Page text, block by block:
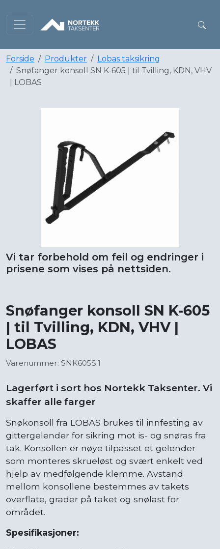
Forside Produkter
Lobas taksikring
Snøfanger konsoll SN K-605 | til Tvilling, KDN, VHV
| LOBAS
Vi tar forbehold om feil og endringer i
prisene som vises på nettsiden.
Snøfanger konsoll SN K-605
| til Tvilling, KDN, VHV |
LOBAS
Varenummer: SNK605S.1
Lagerført i sort hos Nortekk Taksenter. Vi
skaffer alle farger
Snøkonsoll fra LOBAS brukes til innfesting av
gittergelender for sikring mot is- og snøras fra
tak. Konsollen er nøye tilpasset et gelender
som monteres skrueløst og svært enkelt ved
hjelp av medfølgende klemme. Avstand
mellom konsollene bestemmes av takets
overflate, grader på taket og snølast for
området.
Spesifikasjoner: